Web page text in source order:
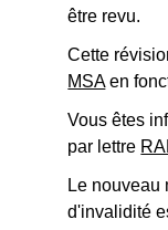
être revu.
Cette
MSAen
Vous êtes
par lettre
Le nouveau
d'invalidité